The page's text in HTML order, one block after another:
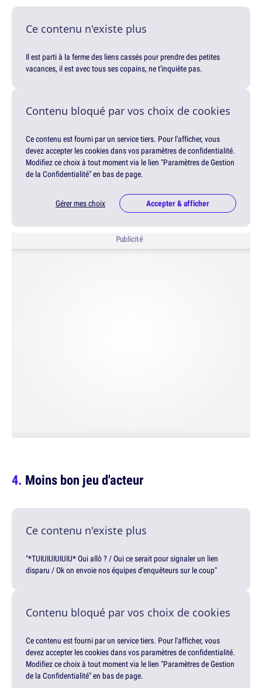
Ce contenu n'existe plus
Il est parti à la ferme des liens cassés pour prendre des petites
vacances, il est avec tous ses copains, ne t'inquiète pas.
Contenu bloqué par vos choix de cookies
Ce contenu est fourni par un service tiers. Pour l'afficher, vous
devez accepter les cookies dans vos paramètres de confidentialité.
Modifiez ce choix à tout moment via le lien "Paramètres de Gestion
de la Confidentialité" en bas de page.
Gérer mes choix Accepter & afficher
Publicité
Moins bon jeu d'acteur
Ce contenu n'existe plus
"*TUIUIUIUIUIU* Oui allô ? / Oui ce serait pour signaler un lien
disparu / Ok on envoie nos équipes d'enquêteurs sur le coup"
Contenu bloqué par vos choix de cookies
Ce contenu est fourni par un service tiers. Pour l'afficher, vous
devez accepter les cookies dans vos paramètres de confidentialité.
Modifiez ce choix à tout moment via le lien "Paramètres de Gestion
de la Confidentialité" en bas de page.